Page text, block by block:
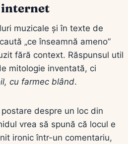
internet
muzicale și în texte de
„ce înseamnă ameno”
fără context. Răspunsul util
mitologie inventată, ci
cu farmec blând.
despre un loc din
vrea să spună că locul e
ironic într-un comentariu,